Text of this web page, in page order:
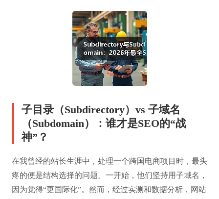
子目录（Subdirectory）vs 子域名
（Subdomain）：谁才是SEO的“战
神”？
在我曾经的站长生涯中，处理一个跨国电商项目时，最头
疼的便是结构选择的问题。一开始，他们坚持用子域名，
因为觉得“更国际化”。然而，经过实测和数据分析，网站